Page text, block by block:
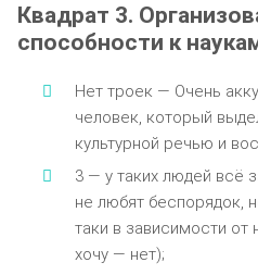
Квадрат 3.
способности к
Нет троек — Очень
человек, который
культурной речью и
3 — у таких людей всё
не любят беспорядок,
таки в зависимости от
хочу — нет);